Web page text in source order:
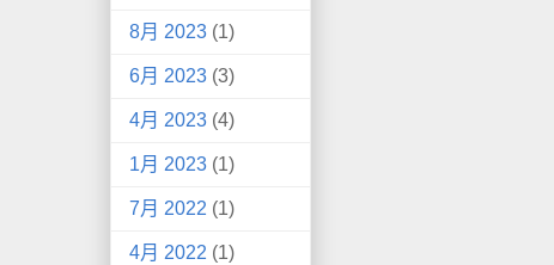
8月 2023 (1)
6月 2023 (3)
4月 2023 (4)
1月 2023 (1)
7月 2022 (1)
4月 2022 (1)